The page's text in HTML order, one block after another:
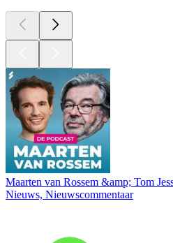
Maarten van Rossem &amp; Tom
Nieuws, Nieuwscommentaar